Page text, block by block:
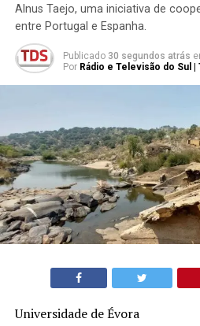
Alnus Taejo, uma iniciativa de
entre Portugal e Espanha.
Publicado 30 segundos atrás
Por Rádio e Televisão do Sul |
Universidade de Évora